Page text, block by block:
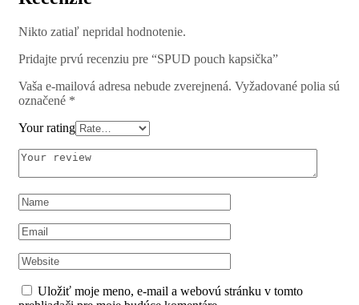
Nikto zatiaľ nepridal hodnotenie.
Pridajte prvú recenziu pre “SPUD pouch kapsička”
Vaša e-mailová adresa nebude zverejnená. Vyžadované polia sú
označené *
Your rating
Uložiť moje meno, e-mail a webovú stránku v tomto